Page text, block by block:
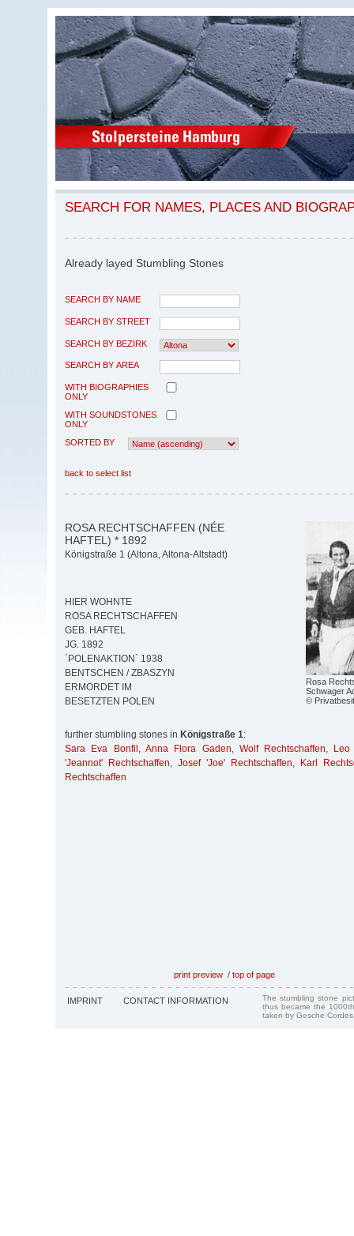
SEARCH FOR NAMES, PLACES AND
Already layed Stumbling Stones
SEARCH BY NAME
SEARCH BY STREET
SEARCH BY BEZIRK
SEARCH BY AREA
WITH BIOGRAPHIES
ONLY
WITH SOUNDSTONES
ONLY
SORTED BY
back to select list
Rosa
Schwager
©
ROSA RECHTSCHAFFEN (NÉE
HAFTEL) * 1892
Königstraße 1 (Altona, Altona-Altstadt)
HIER WOHNTE
ROSA RECHTSCHAFFEN
GEB. HAFTEL
JG. 1892
´POLENAKTION` 1938
BENTSCHEN / ZBASZYN
ERMORDET IM
BESETZTEN POLEN
further stumbling stones in Königstraße 1:
Sara Eva Bonfil , Anna Flora Gaden, Wolf Rechtschaffen,
Leo
'Jeannot' Rechtschaffen, Josef 'Joe' Rechtschaffen,
Karl
Rechtschaffen
print preview / top of page
IMPRINT CONTACT INFORMATION
The stumbling stone
thus became the
taken by Gesche